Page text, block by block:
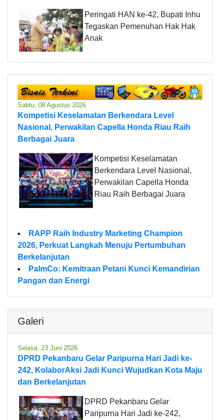
Peringati HAN ke-42, Bupati Inhu
Tegaskan Pemenuhan Hak Hak
Anak
Sabtu, 08 Agustus 2026
Kompetisi Keselamatan Berkendara Level
Nasional, Perwakilan Capella Honda Riau Raih
Berbagai Juara
Kompetisi Keselamatan
Berkendara Level Nasional,
Perwakilan Capella Honda
Riau Raih Berbagai Juara
RAPP Raih Industry Marketing Champion
2026, Perkuat Langkah Menuju Pertumbuhan
Berkelanjutan
PalmCo: Kemitraan Petani Kunci Kemandirian
Pangan dan Energi
Galeri
Selasa, 23 Juni 2026
DPRD Pekanbaru Gelar Paripurna Hari Jadi ke-
242, KolaborAksi Jadi Kunci Wujudkan Kota Maju
dan Berkelanjutan
DPRD Pekanbaru Gelar
Paripurna Hari Jadi ke-242,